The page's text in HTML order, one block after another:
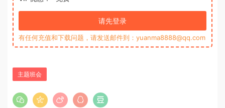
请先登录
有任何充值和下载问题，请发送邮件到：yuanma8888@qq.com
主题班会